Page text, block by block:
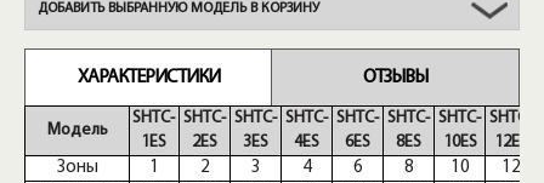
ДОБАВИТЬ ВЫБРАННУЮ МОДЕЛЬ В КОРЗИНУ
ХАРАКТЕРИСТИКИ ОТЗЫВЫ
Модель
Зоны
SHTC-
1ES
SHTC-
2ES
SHTC-
3ES
SHTC-
4ES
SHTC-
6ES
SHTC-
8ES
SHTC-
10ES
SHTC-
12ES
1 2 3 4 6 8 10
12